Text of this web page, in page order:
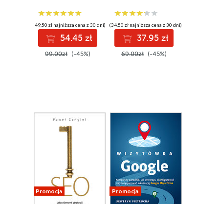
(49,50 zł najniższa cena z 30 dni)
54.45 zł
99.00zł (-45%)
(34,50 zł najniższa cena z 30 dni)
37.95 zł
69.00zł (-45%)
Promocja Promocja